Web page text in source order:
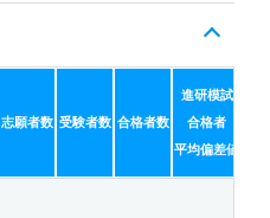
志願者数 受験者数 合格者数
進研模試
合格者
平均偏差値